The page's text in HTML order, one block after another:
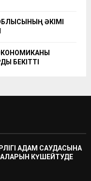
ӘКІМІ
БЕКІТТІ
АДАМ САУДАСЫНА
КҮШЕЙТУДЕ